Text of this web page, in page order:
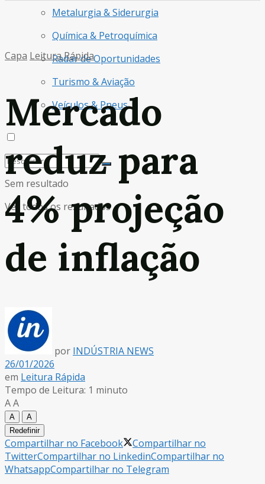
Metalurgia & Siderurgia
Química & Petroquímica
Radar de Oportunidades
Turismo & Aviação
Veículos & Pneus
Sem resultado
Ver todos os resultados
Capa Leitura Rápida
Mercado
reduz para
4% projeção
de inflação
por INDÚSTRIA NEWS
26/01/2026
em Leitura Rápida
Tempo de Leitura: 1 minuto
AA
A
A
Redefinir
Compartilhar no Facebook
Compartilhar no
TwitterCompartilhar no LinkedinCompartilhar no
WhatsappCompartilhar no Telegram